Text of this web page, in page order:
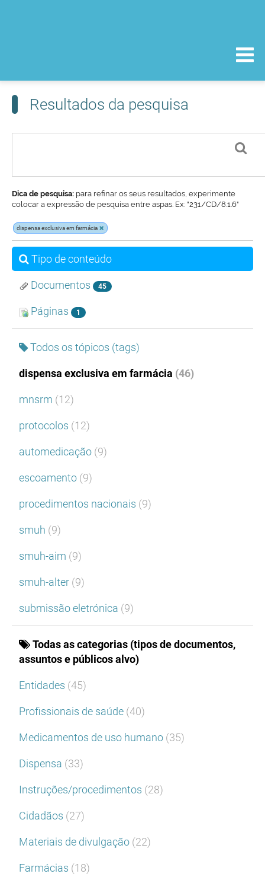
Resultados da pesquisa
Dica de pesquisa: para refinar os seus resultados, experimente
colocar a expressão de pesquisa entre aspas. Ex: "231/CD/8.1.6"
dispensa exclusiva em farmácia
Tipo de conteúdo
Documentos 45
Páginas 1
Todos os tópicos (tags)
dispensa exclusiva em farmácia (46)
mnsrm (12)
protocolos (12)
automedicação (9)
escoamento (9)
procedimentos nacionais (9)
smuh (9)
smuh-aim (9)
smuh-alter (9)
submissão eletrónica (9)
Todas as categorias (tipos de documentos,
assuntos e públicos alvo)
Entidades (45)
Profissionais de saúde (40)
Medicamentos de uso humano (35)
Dispensa (33)
Instruções/procedimentos (28)
Cidadãos (27)
Materiais de divulgação (22)
Farmácias (18)